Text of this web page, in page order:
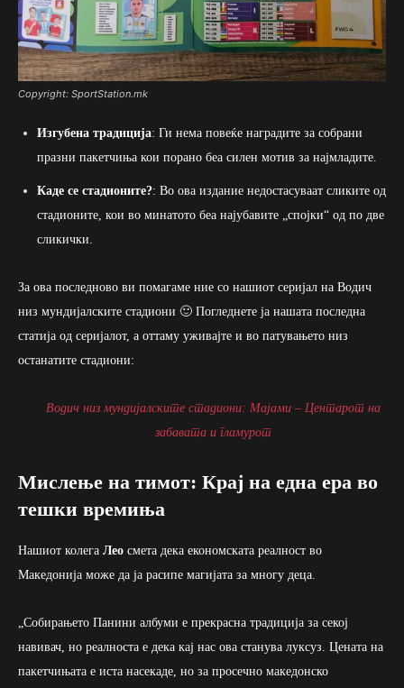
Copyright: SportStation.mk
Изгубена традиција: Ги нема повеќе наградите за собрани
празни пакетчиња кои порано беа силен мотив за најмладите.
Каде се стадионите?: Во ова издание недостасуваат сликите од
стадионите, кои во минатото беа најубавите „спојки“ од по две
сликички.
За ова последново ви помагаме ние со нашиот серијал на Водич
низ мундијалските стадиони 🙂 Погледнете ја нашата последна
статија од серијалот, а оттаму уживајте и во патувањето низ
останатите стадиони:
Водич низ мундијалските стадиони: Мајами – Центарот на
забавата и гламурот
Мислење на тимот: Крај на една ера во
тешки времиња
Нашиот колега Лео смета дека економската реалност во
Македонија може да ја расипе магијата за многу деца.
„Собирањето Панини албуми е прекрасна традиција за секој
навивач, но реалноста е дека кај нас ова станува луксуз. Цената на
пакетчињата е иста насекаде, но за просечно македонско